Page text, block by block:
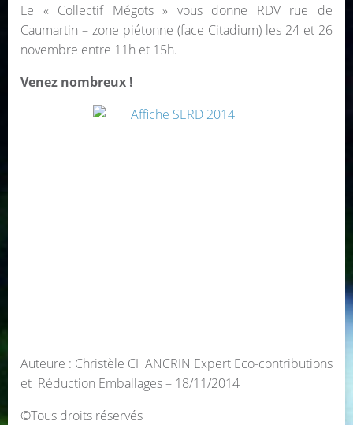
Le « Collectif Mégots » vous donne RDV rue de
Caumartin – zone piétonne (face Citadium) les 24 et 26
novembre entre 11h et 15h.
Venez nombreux !
Auteure : Christèle CHANCRIN Expert Eco-contributions
et Réduction Emballages – 18/11/2014
©Tous droits réservés